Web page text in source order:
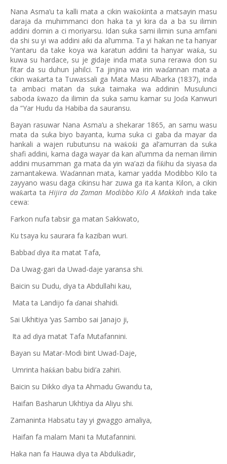
Nana Asma’u ta kalli mata a cikin waƙoƙinta a matsayin masu
daraja da muhimmanci don haka ta yi kira da a ba su ilimin
addini domin a ci moriyarsu. Idan suka sami ilimin suna amfani
da shi su yi wa addini aiki da al’umma. Ta yi hakan ne ta hanyar
‘Yantaru da take koya wa karatun addini ta hanyar waƙa, su
kuwa su hardace, su je gidaje inda mata suna rerawa don su
fitar da su duhun jahilci. Ta jinjina wa irin waɗannan mata a
cikin waƙarta ta Tuwassali ga Mata Masu Albarka (1837), inda
ta ambaci matan da suka taimaka wa addinin Musulunci
sabodaƙwazo da ilimin da suka samu kamar su Joɗa Kanwuri
da “Yar Hudu da Habiba da sauransu.
Bayan rasuwar Nana Asma’u a shekarar 1865, an samu wasu
mata da suka biyo bayanta, kuma suka ci gaba da mayar da
hankali a wajen rubutunsu na waƙoƙi ga al’amurran da suka
shafi addini, kama daga wayar da kan al’umma da neman ilimin
addini musamman ga mata da yin wa’azi da fiƙihu da siyasa da
zamantakewa. Waɗannan mata, kamar yadda Modibbo Kilo ta
zayyano wasu daga cikinsu har zuwa ga ita kanta Kilon, a cikin
waƙarta ta Hijira da Zaman Modibbo Kilo A Makkah inda take
cewa:
Farkon nufa tabsir ga matan Sakkwato,
Ku tsaya ku saurara fa kaziban wuri.
Babbaɗ ɗiya ita matat Tafa,
Da Uwag-gari da Uwad-daje yaransa shi.
Baicin su Dudu, ɗiya ta Abdullahi kau,
Mata ta Landijo fa ɗanai shahidi.
Sai Ukhitiya ‘yas Sambo sai Janajo ji,
Ita ad ɗiya matat Tafa Mutafannini.
Bayan su Matar-Modi bint Uwad-Daje,
Umrinta haƙƙan babu bidi’a zahiri.
Baicin su Dikko ɗiya ta Ahmadu Gwandu ta,
Haifan Basharun Ukhtiya da Aliyu shi.
Zamaninta Habsatu tay yi gwaggo amaliya,
Haifan fa malam Mani ta Mutafannini.
Haka nan fa Hauwa ɗiya ta Abdulƙadir,